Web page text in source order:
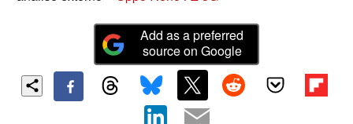
Add as a preferred
source on Google